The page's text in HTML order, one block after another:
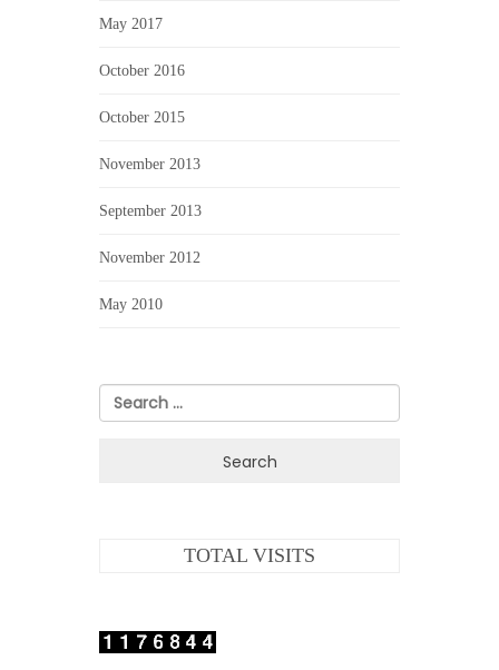
May 2017
October 2016
October 2015
November 2013
September 2013
November 2012
May 2010
Search
for:
TOTAL VISITS